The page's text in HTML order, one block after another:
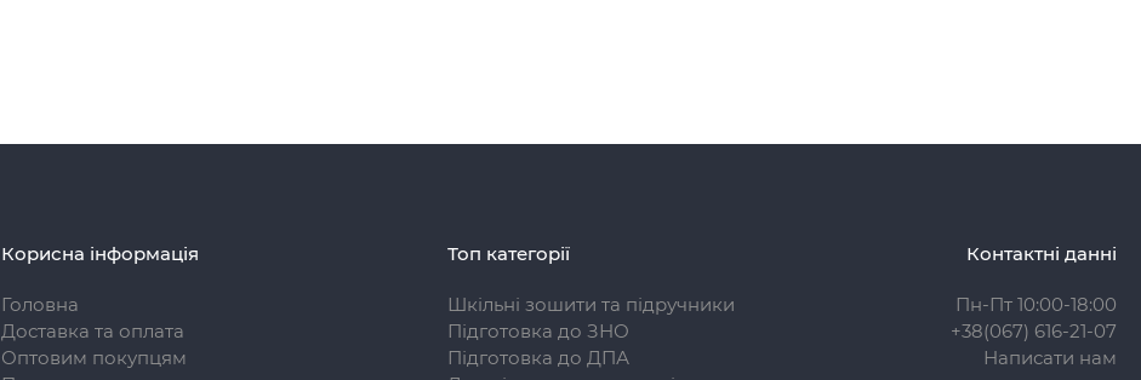
Корисна інформація
Головна
Доставка та оплата
Оптовим покупцям
Топ категорії
Шкільні зошити та підручники
Підготовка до ЗНО
Підготовка до ДПА
Контактні данні
Пн-Пт 10:00-18:00
+38(067) 616-21-07
Написати нам